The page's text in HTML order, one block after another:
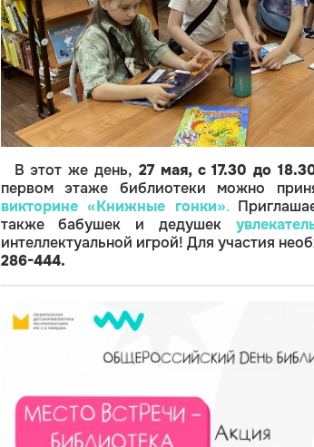
В этот же день, 27 мая, с 17.30 до
первом этаже библиотеки можно
викторине «Книжные гонки».
также бабушек и дедушек
интеллектуальной игрой! Для участия
286-444.